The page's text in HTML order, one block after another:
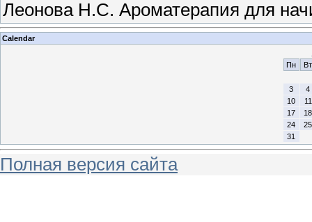
Леонова Н.С. Ароматерапия для
Calendar
Пн
Вт
3
4
10
11
17
18
24
25
31
Полная версия сайта